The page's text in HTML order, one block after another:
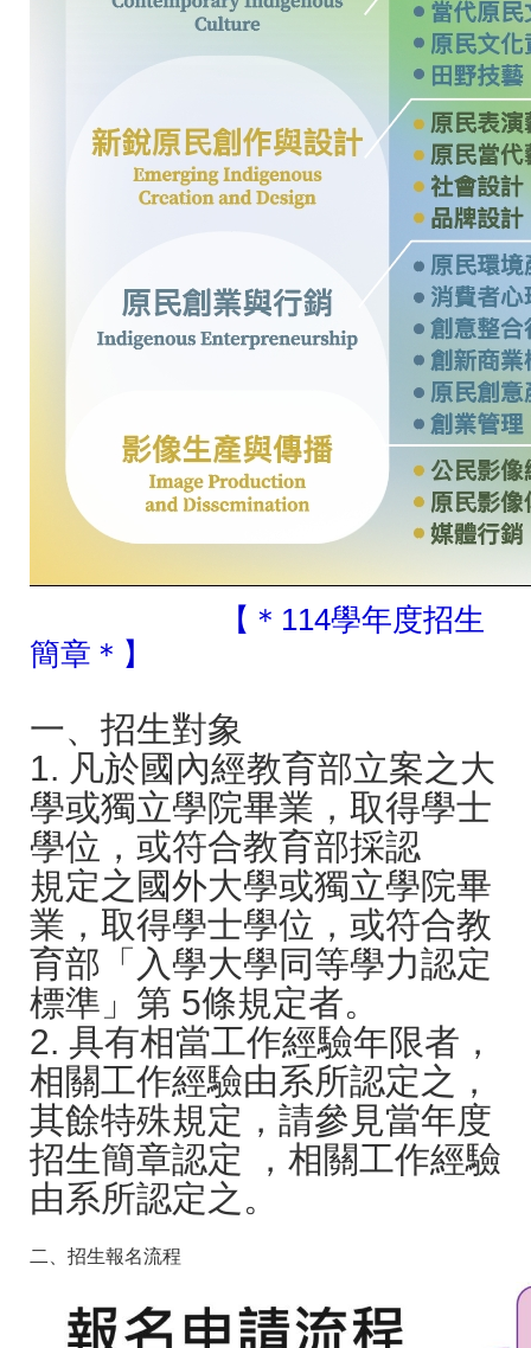
【＊114學年度招生
簡章 ＊ 】
一、招生對象
1. 凡於國內經教育部立案之大
學或獨立學院畢業，取得學士
學位，或符合教育部採認
規定之國外大學或獨立學院畢
業，取得學士學位，或符合教
育部「入學大學同等學力認定
標準」第 5條規定者。
2. 具有相當工作經驗年限者，
相關工作經驗由系所認定之，
其餘特殊規定，請參見當年度
招生簡章認定 ，相關工作經驗
由系所認定之。
二、招生報名流程